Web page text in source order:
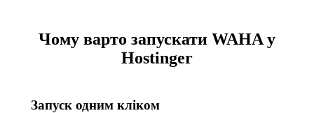
Чому варто запускати WAHA у
Hostinger
Запуск одним кліком